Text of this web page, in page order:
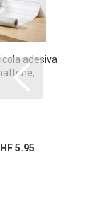
adesiva
5.95